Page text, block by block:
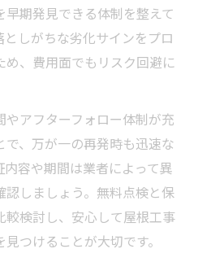
早期発見できる体制を整えて
しがちな劣化サインをプロ
、費用面でもリスク回避に
アフターフォロー体制が充
、万が一の再発時も迅速な
容や期間は業者によって異
しましょう。無料点検と保
検討し、安心して屋根工事
つけることが大切です。